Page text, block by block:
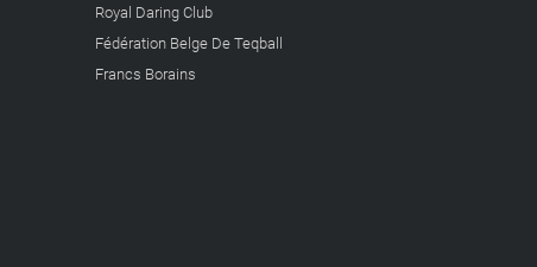
Royal Daring Club
Fédération Belge De Teqball
Francs Borains